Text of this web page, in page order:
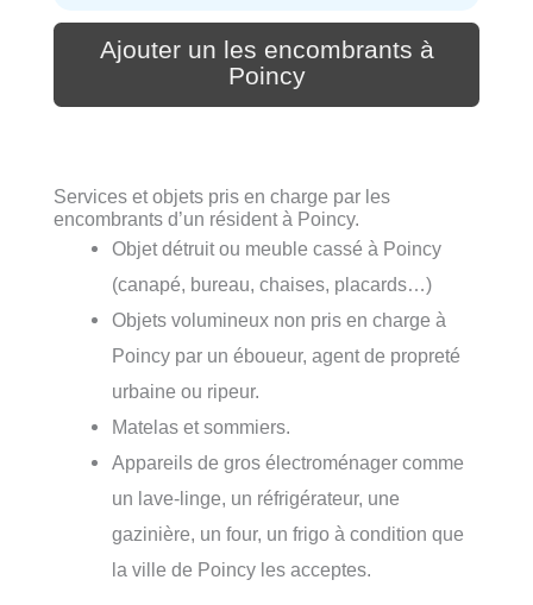
Ajouter un les encombrants à
Poincy
Services et objets pris en charge par les
encombrants d’un résident à Poincy.
Objet détruit ou meuble cassé à Poincy
(canapé, bureau, chaises, placards…)
Objets volumineux non pris en charge à
Poincy par un éboueur, agent de propreté
urbaine ou ripeur.
Matelas et sommiers.
Appareils de gros électroménager comme
un lave-linge, un réfrigérateur, une
gazinière, un four, un frigo à condition que
la ville de Poincy les acceptes.